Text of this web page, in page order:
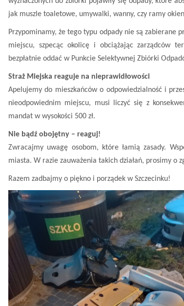
jak muszle toaletowe, umywalki, wanny, czy ramy
Przypominamy, że tego typu odpady nie są zabierane
miejscu, szpecąc okolicę i obciążając zarządców
bezpłatnie oddać w Punkcie Selektywnej Zbiórki
Straż Miejska reaguje na nieprawidłowości
Apelujemy do mieszkańców o odpowiedzialność i
nieodpowiednim miejscu, musi liczyć się z
mandat w wysokości 500 zł.
Nie bądź obojętny – reaguj!
Zwracajmy uwagę osobom, które łamią zasady.
miasta. W razie zauważenia takich działań, prosimy o
Razem zadbajmy o piękno i porządek w Szczecinku!